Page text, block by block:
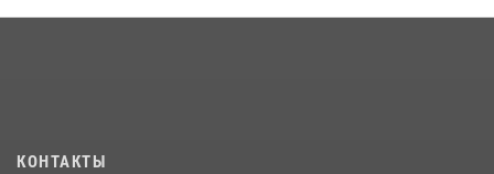
КОНТАКТЫ